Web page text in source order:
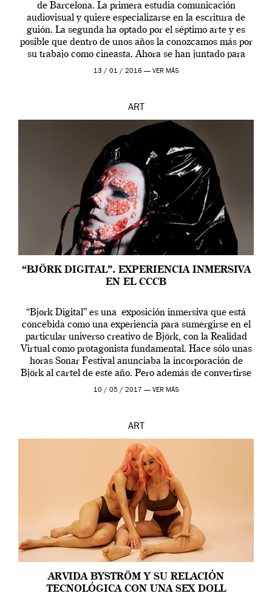
de Barcelona. La primera estudia comunicación
audiovisual y quiere especializarse en la escritura de
guión. La segunda ha optado por el séptimo arte y es
posible que dentro de unos años la conozcamos más por
su trabajo como cineasta. Ahora se han juntado para
contarnos una […]
13 / 01 / 2016 — VER MÁS
ART
“BJÖRK DIGITAL”. EXPERIENCIA INMERSIVA
EN EL CCCB
“Bjork Digital” es una exposición inmersiva que está
concebida como una experiencia para sumergirse en el
particular universo creativo de Björk, con la Realidad
Virtual como protagonista fundamental. Hace sólo unas
horas Sonar Festival anunciaba la incorporación de
Björk al cartel de este año. Pero además de convertirse
en una de las actuaciones más relevantes […]
10 / 05 / 2017 — VER MÁS
ART
ARVIDA BYSTRÖM Y SU RELACIÓN
TECNOLÓGICA CON UNA SEX DOLL